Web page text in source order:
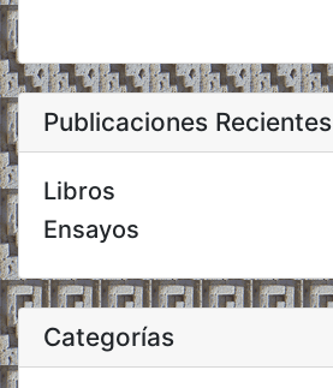
Publicaciones Recientes
Libros
Ensayos
Categorías